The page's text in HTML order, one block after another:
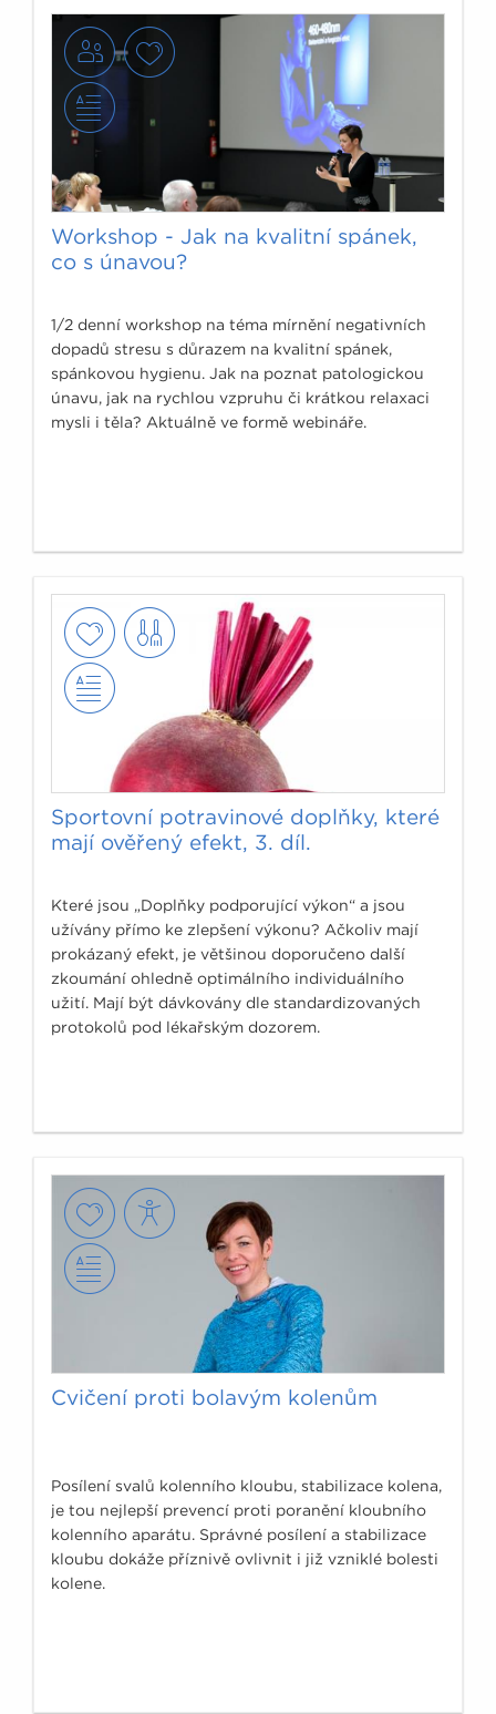
nenarušitelnost spánku.
Workshop - Jak na kvalitní spánek,
co s únavou?
1/2 denní workshop na téma mírnění negativních
dopadů stresu s důrazem na kvalitní spánek,
spánkovou hygienu. Jak na poznat patologickou
únavu, jak na rychlou vzpruhu či krátkou relaxaci
mysli i těla? Aktuálně ve formě webináře.
Sportovní potravinové doplňky, které
mají ověřený efekt, 3. díl.
Které jsou „Doplňky podporující výkon“ a jsou
užívány přímo ke zlepšení výkonu? Ačkoliv mají
prokázaný efekt, je většinou doporučeno další
zkoumání ohledně optimálního individuálního
užití. Mají být dávkovány dle standardizovaných
protokolů pod lékařským dozorem.
Cvičení proti bolavým kolenům
Posílení svalů kolenního kloubu, stabilizace kolena,
je tou nejlepší prevencí proti poranění kloubního
kolenního aparátu. Správné posílení a stabilizace
kloubu dokáže příznivě ovlivnit i již vzniklé bolesti
kolene.